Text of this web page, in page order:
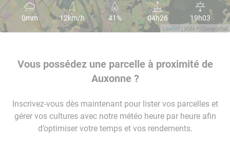
Leaflet | IGN-F/Geoportail
0mm 12km/h 41% 04h26 19h03
Vous possédez une parcelle à proximité de
Auxonne ?
Inscrivez-vous dès maintenant pour lister vos parcelles et
gérer vos cultures avec notre météo heure par heure afin
d’optimiser votre temps et vos rendements.